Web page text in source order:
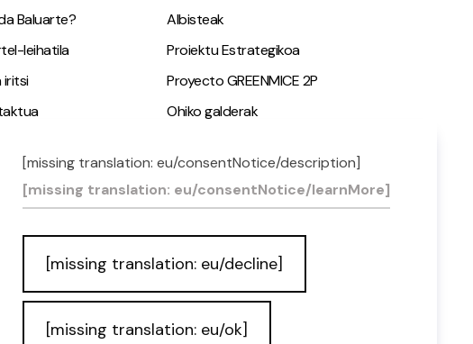
Baluarte?
leihatila
iritsi
gidatuak
Irisgarria
Albisteak
Proiektu Estrategikoa
Proyecto GREENMICE 2P
Ohiko galderak
[missing translation: eu/consentNotice/description]
[missing translation: eu/consentNotice/learnMore]
[missing translation: eu/decline]
[missing translation: eu/ok]